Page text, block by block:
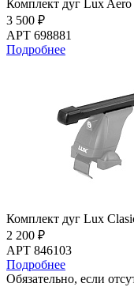
Комплект дуг Lux
3 500 ₽
АРТ 698881
Подробнее
Комплект дуг Lux
2 200 ₽
АРТ 846103
Подробнее
Обязательно, если